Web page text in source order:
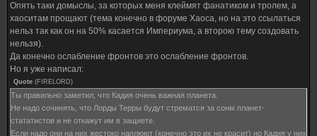
Опять таки домыслы, за которых меня клеймят фанатиком и тролем, а
хаоситам прощают (тема конечно в форуме Хаоса, но на это ссылаться
нельз так как он на 50% касается Империума, а второю тему создовать
нельзя).
Да конечно ослабление фронтов это ослабление фронтов.
Но я уже написал:
Quote (FIRELORD)
Ты правильно заметил, что Кадия очень важная планета.
Не надо сочинять, что Лорды Терры будут стрематся за сонм планет-
стататистов и не откажут им в защиете.
Если надо они на них жестоко наплюют (конечно это их не красит) но Кадия у них